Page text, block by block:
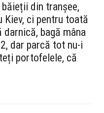
din tranșee,
Kiev, ci pentru toată
darnică, bagă mâna
dar parcă tot nu-i
portofelele, că